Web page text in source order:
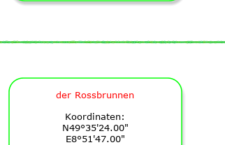
der Rossbrunnen
Koordinaten:
N49°35'24.00"
E8°51'47.00"